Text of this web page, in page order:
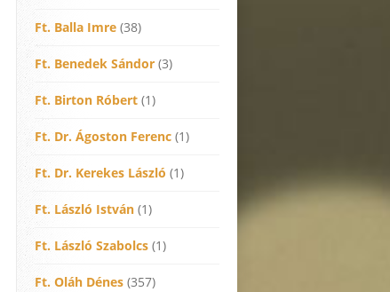
Ft. Balla Imre (38)
Ft. Benedek Sándor (3)
Ft. Birton Róbert (1)
Ft. Dr. Ágoston Ferenc (1)
Ft. Dr. Kerekes László (1)
Ft. László István (1)
Ft. László Szabolcs (1)
Ft. Oláh Dénes (357)